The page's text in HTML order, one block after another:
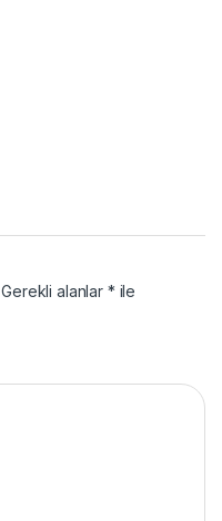
Gerekli alanlar * ile